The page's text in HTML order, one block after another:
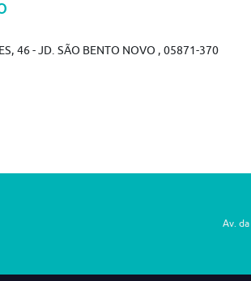
46 - JD. SÃO BENTO NOVO , 05871-370
Av.